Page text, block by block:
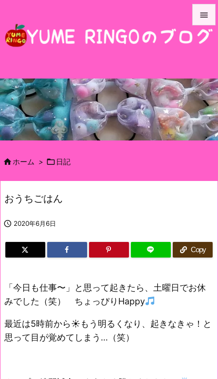



前へ

次へ

ホーム >  日記
おうちごはん
 2020年6月6日
Copy
「今日も仕事〜」と思って起きたら、土曜日でお休
みでした（笑） ちょっぴりHappy
最近は5時前から☀もう明るくなり、起きなきゃ！と
思って目が覚めてしまう…（笑）